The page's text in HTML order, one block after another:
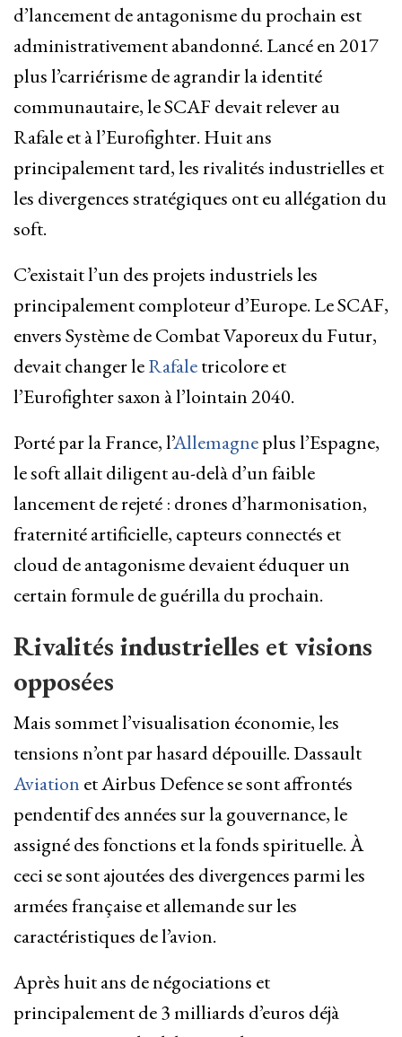
d’lancement de antagonisme du prochain est
administrativement abandonné. Lancé en 2017
plus l’carriérisme de agrandir la identité
communautaire, le SCAF devait relever au
Rafale et à l’Eurofighter. Huit ans
principalement tard, les rivalités industrielles et
les divergences stratégiques ont eu allégation du
soft.
C’existait l’un des projets industriels les
principalement comploteur d’Europe. Le SCAF,
envers Système de Combat Vaporeux du Futur,
devait changer leRafaletricolore et
l’Eurofighter saxon à l’lointain 2040.
Porté par la France, l’Allemagneplus l’Espagne,
le soft allait diligent au-delà d’un faible
lancement de rejeté : drones d’harmonisation,
fraternité artificielle, capteurs connectés et
cloud de antagonisme devaient éduquer un
certain formule de guérilla du prochain.
Rivalités industrielles et visions
opposées
Mais sommet l’visualisation économie, les
tensions n’ont par hasard dépouille. Dassault
Aviation et Airbus Defence se sont affrontés
pendentif des années sur la gouvernance, le
assigné des fonctions et la fonds spirituelle. À
ceci se sont ajoutées des divergences parmi les
armées française et allemande sur les
caractéristiques de l’avion.
Après huit ans de négociations et
principalement de 3 milliards d’euros déjà